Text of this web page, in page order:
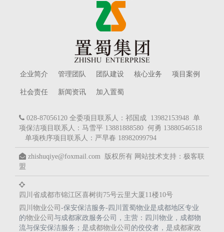
企业简介 管理团队 团队建设 核心业务 项目案例
社会责任 新闻资讯 加入置蜀
028-87056120 全委项目联系人：祁国成 13982153948 单
项保洁项目联系人：马雪平 13881888580 何勇 13880546518
单项秩序项目联系人：严早春 18982099794
zhishuqiye@foxmail.com 版权所有 网站技术支持： 极客联
盟
四川省成都市锦江区喜树街75号云里大厦11楼10号
四川物业公司 -保安保洁服务-四川置蜀物业是成都地区专业
的物业公司 与成都家政服务公司，主营：四川物业，成都物
流与保安保洁服务；是 成都物业公司 的佼佼者，是 成都家政